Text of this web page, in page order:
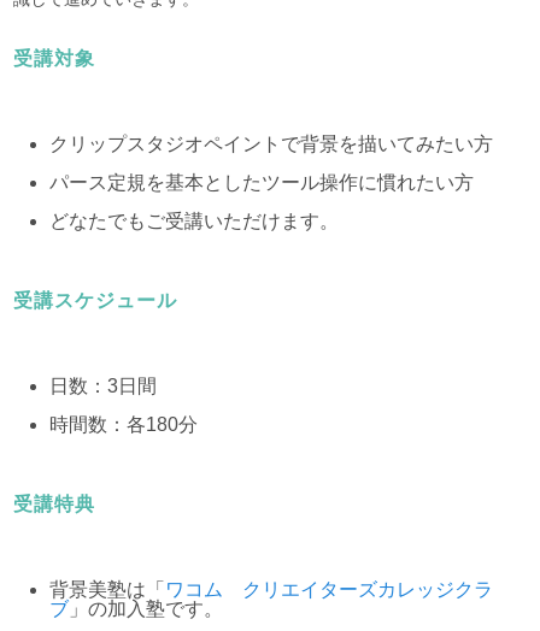
受講対象
クリップスタジオペイントで背景を描いてみたい方
パース定規を基本としたツール操作に慣れたい方
どなたでもご受講いただけます。
受講スケジュール
日数：3日間
時間数：各180分
受講特典
背景美塾は「 ワコム クリエイターズカレッジクラ
ブ 」の加入塾です。